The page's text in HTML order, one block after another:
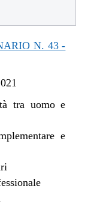
N. 43 -
tra uomo e
e